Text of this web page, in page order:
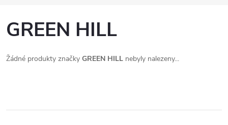
GREEN HILL
Žádné produkty značky GREEN HILL nebyly nalezeny...